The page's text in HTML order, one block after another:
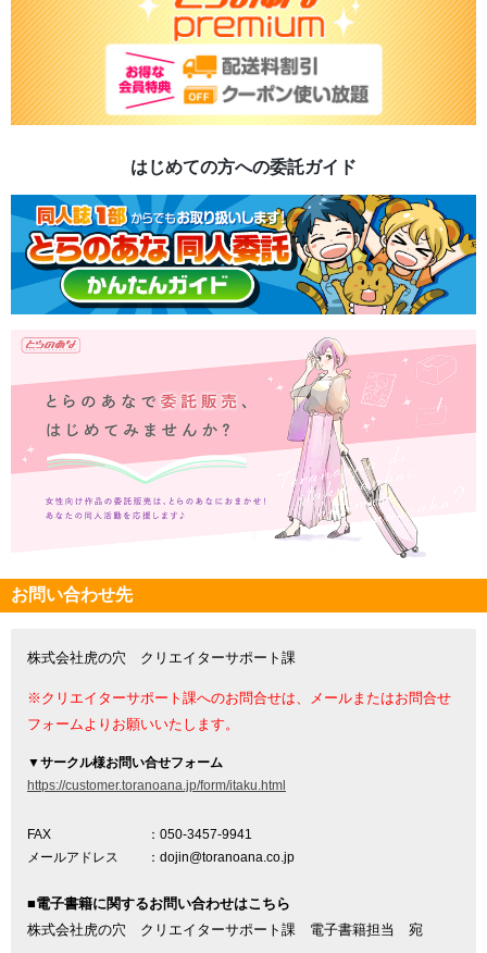
はじめての方への委託ガイド
お問い合わせ先
株式会社虎の穴 クリエイターサポート課
※クリエイターサポート課へのお問合せは、メールまたはお問合せ
フォームよりお願いいたします。
▼サークル様お問い合せフォーム
https://customer.toranoana.jp/form/itaku.html
FAX
：050-3457-9941
メールアドレス
：dojin@toranoana.co.jp
■電子書籍に関するお問い合わせはこちら
株式会社虎の穴 クリエイターサポート課 電子書籍担当 宛